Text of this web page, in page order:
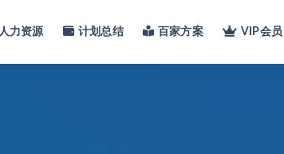
人力资源 计划总结 百家方案 VIP会员